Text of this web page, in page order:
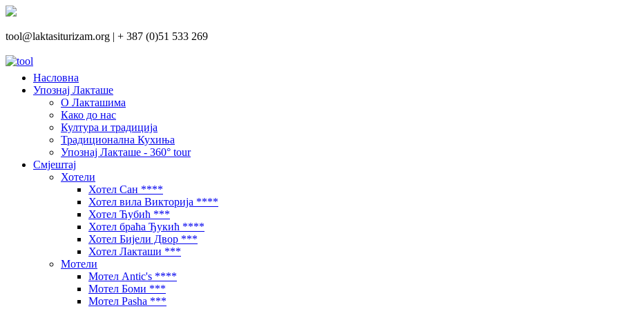
tool@laktasiturizam.org | + 387 (0)51 533 269
Насловна
Упознај Лакташе
О Лакташима
Како до нас
Култура и традиција
Традиционална Кухиња
Упознај Лакташе - 360° tour
Смјештај
Хотели
Хотел Сан ****
Хотел вила Викторија ****
Хотел Ћубић ***
Хотел браћа Ђукић ****
Хотел Бијели Двор ***
Хотел Лакташи ***
Мотели
Мотел Antic's ****
Мотел Боми ***
Мотел Pasha ***